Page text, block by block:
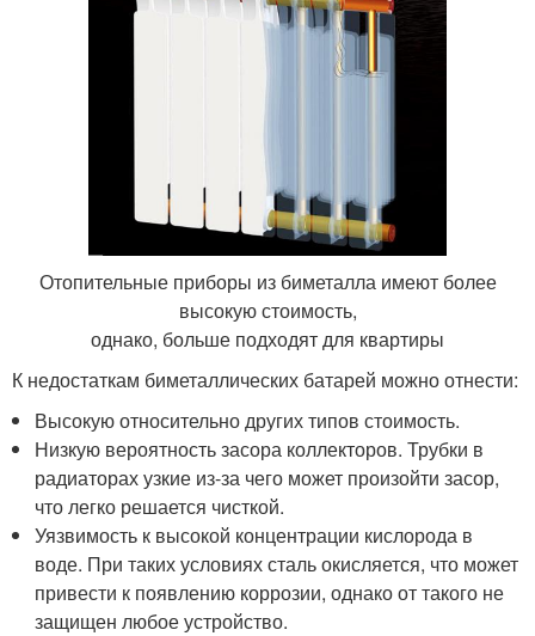
Отопительные приборы из биметалла имеют более
высокую стоимость,
однако, больше подходят для квартиры
К недостаткам биметаллических батарей можно отнести:
Высокую относительно других типов стоимость.
Низкую вероятность засора коллекторов. Трубки в
радиаторах узкие из-за чего может произойти засор,
что легко решается чисткой.
Уязвимость к высокой концентрации кислорода в
воде. При таких условиях сталь окисляется, что может
привести к появлению коррозии, однако от такого не
защищен любое устройство.